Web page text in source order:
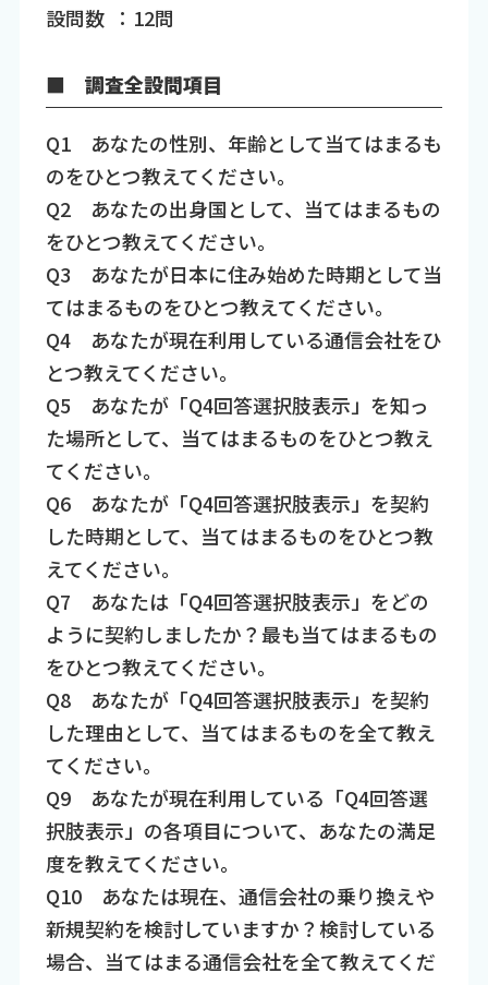
設問数 ：12問
■ 調査全設問項目
Q1 あなたの性別、年齢として当てはまるも
のをひとつ教えてください。
Q2 あなたの出身国として、当てはまるもの
をひとつ教えてください。
Q3 あなたが日本に住み始めた時期として当
てはまるものをひとつ教えてください。
Q4 あなたが現在利用している通信会社をひ
とつ教えてください。
Q5 あなたが「Q4回答選択肢表示」を知っ
た場所として、当てはまるものをひとつ教え
てください。
Q6 あなたが「Q4回答選択肢表示」を契約
した時期として、当てはまるものをひとつ教
えてください。
Q7 あなたは「Q4回答選択肢表示」をどの
ように契約しましたか？最も当てはまるもの
をひとつ教えてください。
Q8 あなたが「Q4回答選択肢表示」を契約
した理由として、当てはまるものを全て教え
てください。
Q9 あなたが現在利用している「Q4回答選
択肢表示」の各項目について、あなたの満足
度を教えてください。
Q10 あなたは現在、通信会社の乗り換えや
新規契約を検討していますか？検討している
場合、当てはまる通信会社を全て教えてくだ